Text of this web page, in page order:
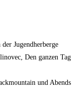
Jugendherberge
Den ganzen Tag
und Abends